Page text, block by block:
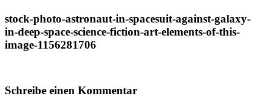
stock-photo-astronaut-in-spacesuit-against-galaxy-
in-deep-space-science-fiction-art-elements-of-this-
image-1156281706
Schreibe einen Kommentar